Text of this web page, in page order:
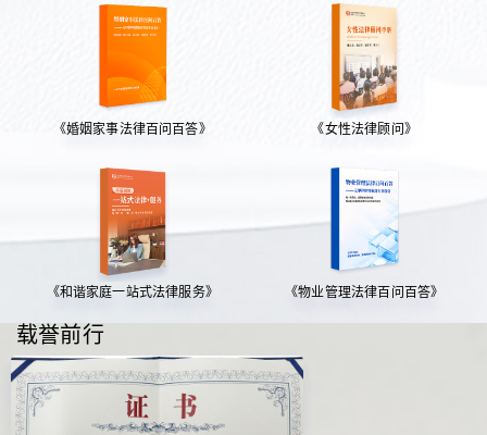
《婚姻家事法律百问百答》 《女性法律顾问》
《和谐家庭一站式法律服务》 《物业管理法律百问百答》
载誉前行